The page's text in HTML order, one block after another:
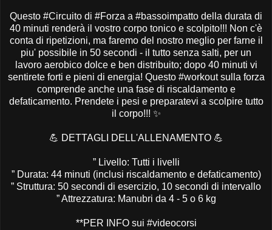
Questo #Circuito di #Forza a #bassoimpatto della durata di
40 minuti renderà il vostro corpo tonico e scolpito!!! Non c'è
conta di ripetizioni, ma faremo del nostro meglio per farne il
piu' possibile in 50 secondi - il tutto senza salti, per un
lavoro aerobico dolce e ben distribuito; dopo 40 minuti vi
sentirete forti e pieni di energia! Questo #workout sulla forza
comprende anche una fase di riscaldamento e
defaticamento. Prendete i pesi e preparatevi a scolpire tutto
il corpo!!! ✨
💪 DETTAGLI DELL'ALLENAMENTO 💪
” Livello: Tutti i livelli
” Durata: 44 minuti (inclusi riscaldamento e defaticamento)
” Struttura: 50 secondi di esercizio, 10 secondi di intervallo
” Attrezzatura: Manubri da 4 - 5 o 6 kg
**PER INFO sui #videocorsi